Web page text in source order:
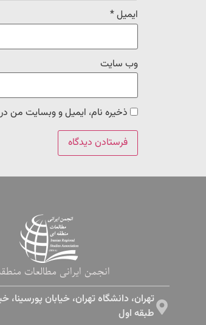
ایمیل*
وب‌ سایت
ذخیره نام، ایمیل و وبسایت من
انجمن ایرانی مطالعات
طبقه اول​